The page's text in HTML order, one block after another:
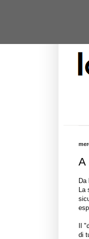
A
Da
La
Il
di